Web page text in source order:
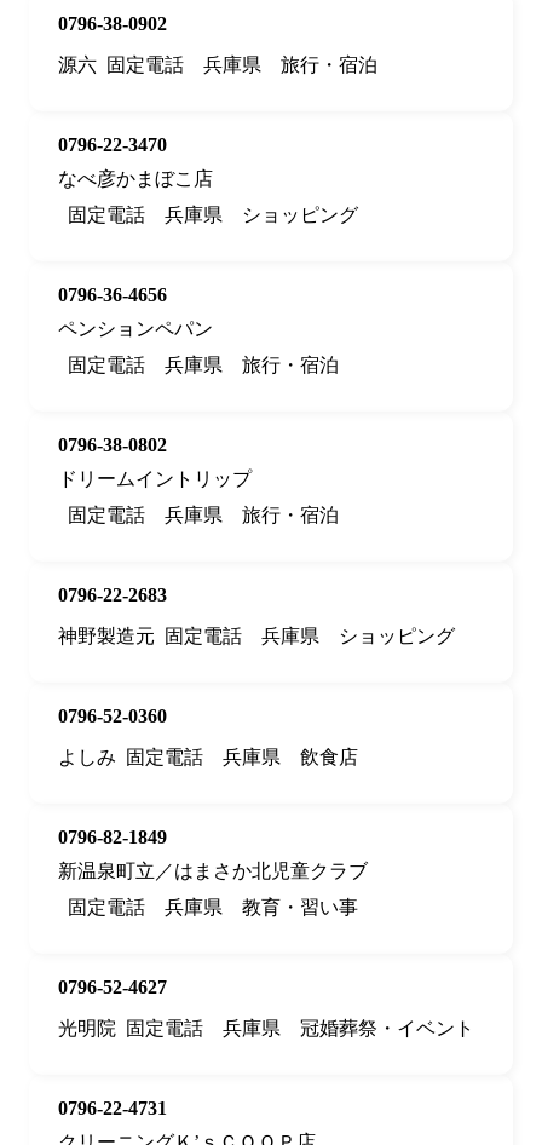
0796-38-0902
源六 固定電話 兵庫県 旅行・宿泊
0796-22-3470
なべ彦かまぼこ店
固定電話
兵庫県 ショッピング
0796-36-4656
ペンションペパン
固定電話
兵庫県 旅行・宿泊
0796-38-0802
ドリームイントリップ
固定電話
兵庫県 旅行・宿泊
0796-22-2683
神野製造元
固定電話 兵庫県 ショッピング
0796-52-0360
よしみ
固定電話 兵庫県 飲食店
0796-82-1849
新温泉町立／はまさか北児童クラブ
固定電話
兵庫県 教育・習い事
0796-52-4627
光明院
固定電話 兵庫県 冠婚葬祭・イベント
0796-22-4731